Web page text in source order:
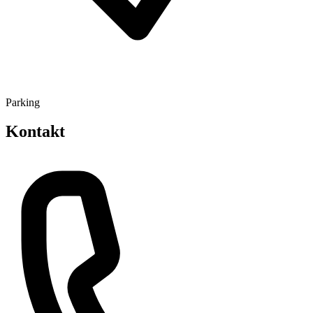
Parking
Kontakt